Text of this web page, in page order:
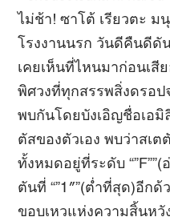
ไม่ช้า! ซาโต้ เรียวตะ
โรงงานนรก วันดีคืนดีดั
เคยเห็นที่ไหนมาก่อนเ
พิศวงที่ทุกสรรพสิ่งดรอ
พบกันโดยบังเอิญชื่อเอมิ
ตัสของตัวเอง พบว่าสเต
ทั้งหมดอยู่ที่ระดับ
ตันที่ “”1″”(ต่ำที่สุด)อีก
ขอบเหวแห่งความสิ้นหวั